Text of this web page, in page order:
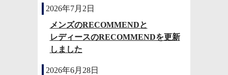
2026年7月2日
メンズのRECOMMENDと
レディースのRECOMMENDを更新
しました
2026年6月28日